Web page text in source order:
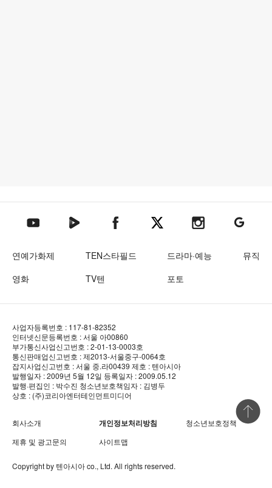
텐아시아 유튜브텐아시아 네이버TV텐아시아 페이스북텐아시아 엑스텐아시아 인스타그램
텐아시아
연예가화제 TEN스타필드 드라마·예능
뮤직
영화
TV텐 포토
사업자등록번호 : 117-81-82352
인터넷신문등록번호 : 서울 아00860
부가통신사업신고번호 : 2-01-13-0003호
통신판매업신고번호 : 제2013-서울중구-0064호
잡지사업신고번호 : 서울 중.라00439 제호 : 텐아시아
발행일자 : 2009년 5월 12일 등록일자 : 2009.05.12
발행·편집인 : 박수진 청소년보호책임자 : 김병두
상호 : (주)코리아엔터테인먼트미디어
회사소개 개인정보처리방침
청소년보호정책
제휴 및 광고문의
사이트맵
Copyright by 텐아시아co., Ltd. All rights reserved.
상단 바로